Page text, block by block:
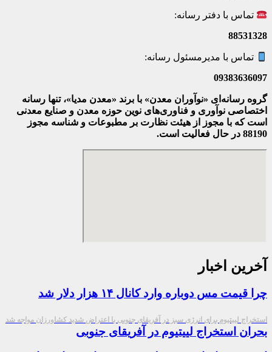
تماس با دفتر رسانه:
88531328
تماس با مدیرمسئول رسانه:
09383636097
گروه رسانه‌ای «نوآوران معدن» با برند «معدن مدیا»، تنها رسانه
اختصاصی نوآوری و فناوری‌های نوین حوزه معدن و صنایع معدنی‌
است که با مجوز از هیئت نظارت بر مطبوعات و شناسه مجوز
88190 در حال فعالیت است.
آخرین اخبار
چرا قیمت مس دوباره وارد کانال ۱۴ هزار دلار شد
استخراج لییتیوم برای انرژی سبز در آفریقای جنوبی با اعتراض شدید کشاورزان مواجه شد
بحران استخراج لییتیوم در آفریقای جنوبی